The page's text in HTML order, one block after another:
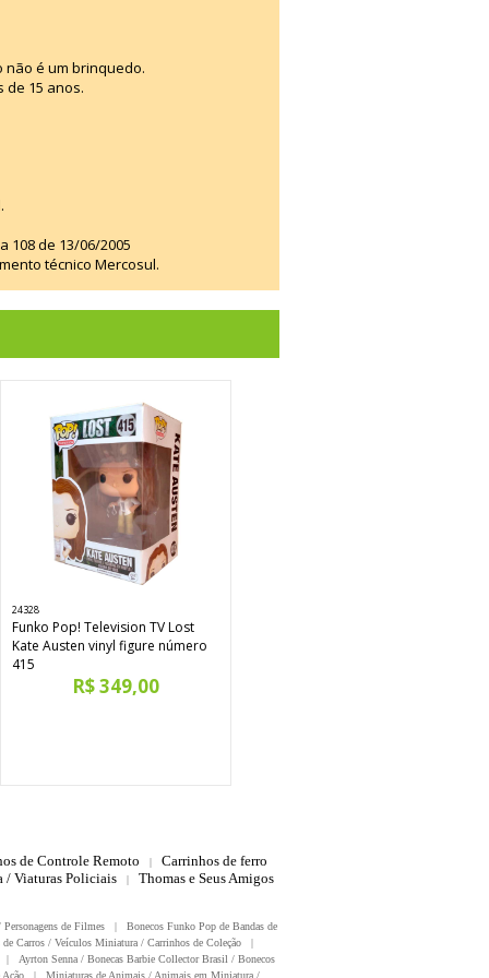
não é um brinquedo.
15 anos.
108 de 13/06/2005
técnico Mercosul.
24328
Funko Pop! Television TV Lost
Kate Austen vinyl figure número
415
R$ 349,00
de Controle Remoto |
Carrinhos de ferro
/ Viaturas Policiais |
Thomas e Seus Amigos
de Filmes |
Bonecos Funko Pop de Bandas de
Carros / Veículos Miniatura / Carrinhos de Coleção
|
|
Ayrton Senna / Bonecas Barbie Collector Brasil / Bonecos
| Miniaturas de Animais / Animais em Miniatura /